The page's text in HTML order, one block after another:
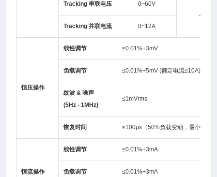
Tracking 串联电压
0~60V
----
Tracking并联电流 0~12A
恒压操作
线性调节 ≤0.01%+3mV
负载调节 ≤0.01%+5mV (额定电流≤10A)
纹波 &噪声
(5Hz - 1MHz)
≤1mVrms
恢复时间 ≤100μs（50%负载变动，最小负载
恒流操作
线性调节 ≤0.01%+3mA
负载调节 ≤0.01%+3mA